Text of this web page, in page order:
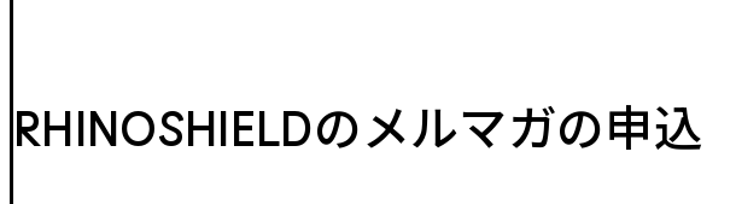
RHINOSHIELDのメルマガの申込